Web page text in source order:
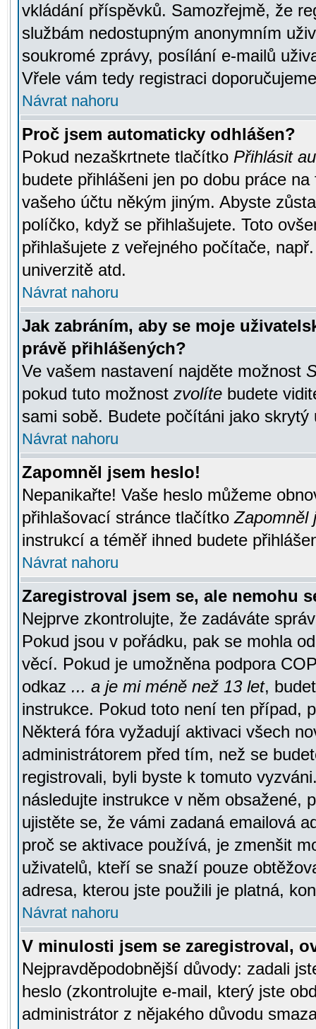
vkládání příspěvků. Samozřejmě, že
službám nedostupným anonymním
soukromé zprávy, posílání e-mailů
Vřele vám tedy registraci
Návrat nahoru
Proč jsem automaticky odhlášen?
Pokud nezaškrtnete tlačítko Přihlásit
budete přihlášeni jen po dobu práce
vašeho účtu někým jiným. Abyste
políčko, když se přihlašujete. Toto
přihlašujete z veřejného počítače,
univerzitě atd.
Návrat nahoru
Jak zabráním, aby se moje
právě přihlášených?
Ve vašem nastavení najděte možnost
pokud tuto možnost zvolíte budete
sami sobě. Budete počítáni jako skrytý
Návrat nahoru
Zapomněl jsem heslo!
Nepanikařte! Vaše heslo můžeme
přihlašovací stránce tlačítkoZapomněl
instrukcí a téměř ihned budete
Návrat nahoru
Zaregistroval jsem se, ale nemohu
Nejprve zkontrolujte, že zadáváte
Pokud jsou v pořádku, pak se mohla
věcí. Pokud je umožněna podpora
odkaz ... a je mi méně než 13 let,
instrukce. Pokud toto není ten případ,
Některá fóra vyžadují aktivaci všech
administrátorem před tím, než se
registrovali, byli byste k tomuto
následujte instrukce v něm obsažené,
ujistěte se, že vámi zadaná emailová
proč se aktivace používá, je zmenšit
uživatelů, kteří se snaží pouze
adresa, kterou jste použili je platná,
Návrat nahoru
V minulosti jsem se zaregistroval,
Nejpravděpodobnější důvody: zadali
heslo (zkontrolujte e-mail, který jste
administrátor z nějakého důvodu